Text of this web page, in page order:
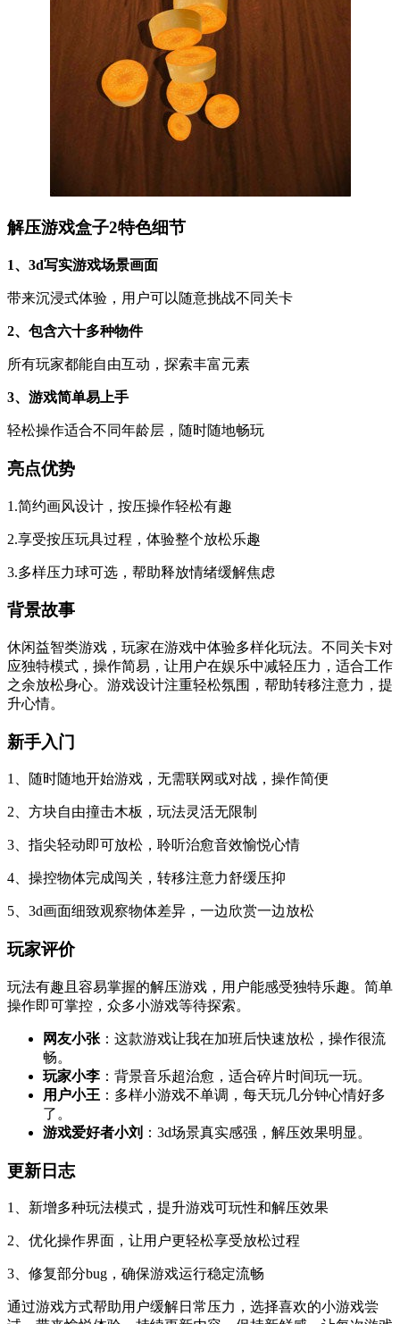
解压游戏盒子2特色细节
1、3d写实游戏场景画面
带来沉浸式体验，用户可以随意挑战不同关卡
2、包含六十多种物件
所有玩家都能自由互动，探索丰富元素
3、游戏简单易上手
轻松操作适合不同年龄层，随时随地畅玩
亮点优势
1.简约画风设计，按压操作轻松有趣
2.享受按压玩具过程，体验整个放松乐趣
3.多样压力球可选，帮助释放情绪缓解焦虑
背景故事
休闲益智类游戏，玩家在游戏中体验多样化玩法。不同关卡对
应独特模式，操作简易，让用户在娱乐中减轻压力，适合工作
之余放松身心。游戏设计注重轻松氛围，帮助转移注意力，提
升心情。
新手入门
1、随时随地开始游戏，无需联网或对战，操作简便
2、方块自由撞击木板，玩法灵活无限制
3、指尖轻动即可放松，聆听治愈音效愉悦心情
4、操控物体完成闯关，转移注意力舒缓压抑
5、3d画面细致观察物体差异，一边欣赏一边放松
玩家评价
玩法有趣且容易掌握的解压游戏，用户能感受独特乐趣。简单
操作即可掌控，众多小游戏等待探索。
网友小张 ：这款游戏让我在加班后快速放松，操作很流
畅。
玩家小李 ：背景音乐超治愈，适合碎片时间玩一玩。
用户小王 ：多样小游戏不单调，每天玩几分钟心情好多
了。
游戏爱好者小刘 ：3d场景真实感强，解压效果明显。
更新日志
1、新增多种玩法模式，提升游戏可玩性和解压效果
2、优化操作界面，让用户更轻松享受放松过程
3、修复部分bug，确保游戏运行稳定流畅
通过游戏方式帮助用户缓解日常压力，选择喜欢的小游戏尝